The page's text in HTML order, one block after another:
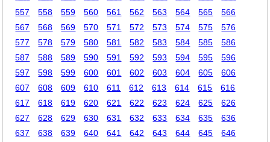
557
558 559 560 561 562 563 564 565
566
567
568 569 570 571 572 573 574 575
576
577
578 579 580 581 582 583 584 585
586
587
588 589 590 591 592 593 594 595
596
597
598 599 600 601 602 603 604 605
606
607
608 609 610 611 612 613 614 615
616
617
618 619 620 621 622 623 624 625
626
627
628 629 630 631 632 633 634 635
636
637
638 639 640 641 642 643 644 645
646